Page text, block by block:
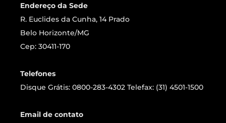
Endereço da Sede
R. Euclides da Cunha, 14 Prado
Belo Horizonte/MG
Cep: 30411-170
Telefones
Disque Grátis: 0800-283-4302 Telefax: (31) 4501-1500
Email de contato